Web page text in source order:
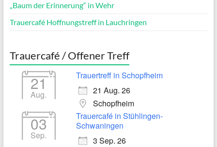
„Baum der Erinnerung“ in Wehr
Trauercafé Hoffnungstreff in Lauchringen
Trauercafé / Offener Treff
21
Aug.
Trauertreff in Schopfheim
21 Aug. 26
Schopfheim
03
Sep.
Trauercafé in Stühlingen-
Schwaningen
3 Sep. 26